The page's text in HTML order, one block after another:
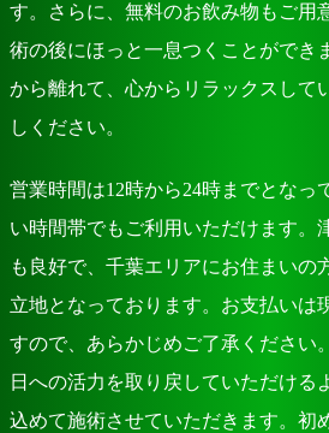
す。さらに、無料のお飲み物もご用
術の後にほっと一息つくことができ
から離れて、心からリラックスして
しください。
営業時間は12時から24時までとなっ
い時間帯でもご利用いただけます。
も良好で、千葉エリアにお住まいの
立地となっております。お支払いは
すので、あらかじめご了承ください
日への活力を取り戻していただける
込めて施術させていただきます。初